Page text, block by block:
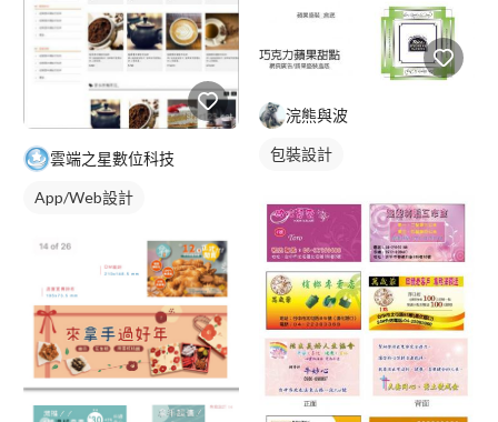
雲端之星數位科技
App/Web設計
浣熊與波
包裝設計